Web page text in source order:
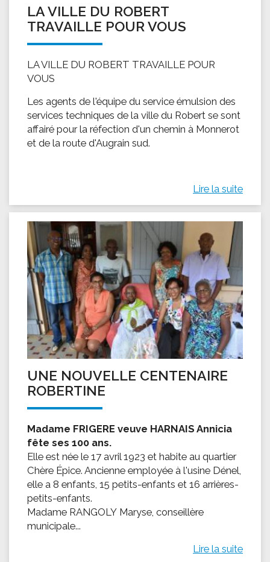
LA VILLE DU ROBERT
TRAVAILLE POUR VOUS
LA VILLE DU ROBERT TRAVAILLE POUR
VOUS
Les agents de l'équipe du service émulsion des
services techniques de la ville du Robert se sont
affairé pour la réfection d'un chemin à Monnerot
et de la route d'Augrain sud.
Lire la suite
UNE NOUVELLE CENTENAIRE
ROBERTINE
Madame FRIGERE veuve HARNAIS Annicia
fête ses 100 ans.
Elle est née le 17 avril 1923 et habite au quartier
Chère Épice. Ancienne employée à l'usine Dénel,
elle a 8 enfants, 15 petits-enfants et 16 arrières-
petits-enfants.
Madame RANGOLY Maryse, conseillère
municipale...
Lire la suite